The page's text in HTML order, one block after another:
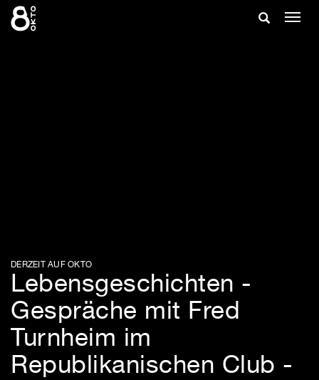
Zum
Inhalt
Suche
DERZEIT AUF OKTO
Lebensgeschichten -
Gespräche mit Fred
Turnheim im
Republikanischen Club -